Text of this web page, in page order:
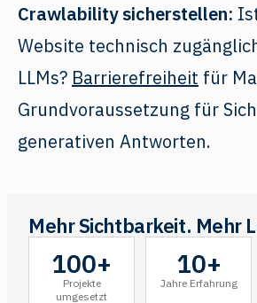
Crawlability sicherstellen:
Website technisch
LLMs? Barrierefreiheit für
Grundvoraussetzung für
generativen Antworten.
Mehr Sichtbarkeit. Mehr
100+
Projekte
umgesetzt
10+
Jahre Erfahrung